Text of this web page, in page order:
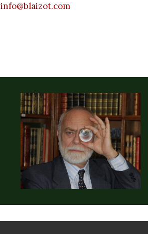
info@blaizot.com